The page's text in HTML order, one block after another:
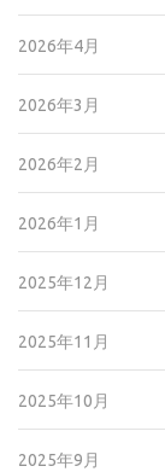
2026年4月
2026年3月
2026年2月
2026年1月
2025年12月
2025年11月
2025年10月
2025年9月